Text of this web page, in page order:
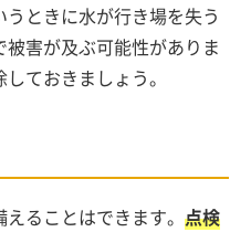
ときに水が行き場を失う
害が及ぶ可能性がありま
ておきましょう。
ることはできます。 点検